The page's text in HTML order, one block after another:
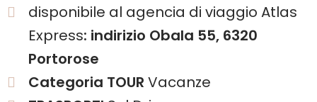
disponibile al agencia di viaggio Atlas
Express: indirizio Obala 55, 6320
Portorose
Categoria TOUR Vacanze